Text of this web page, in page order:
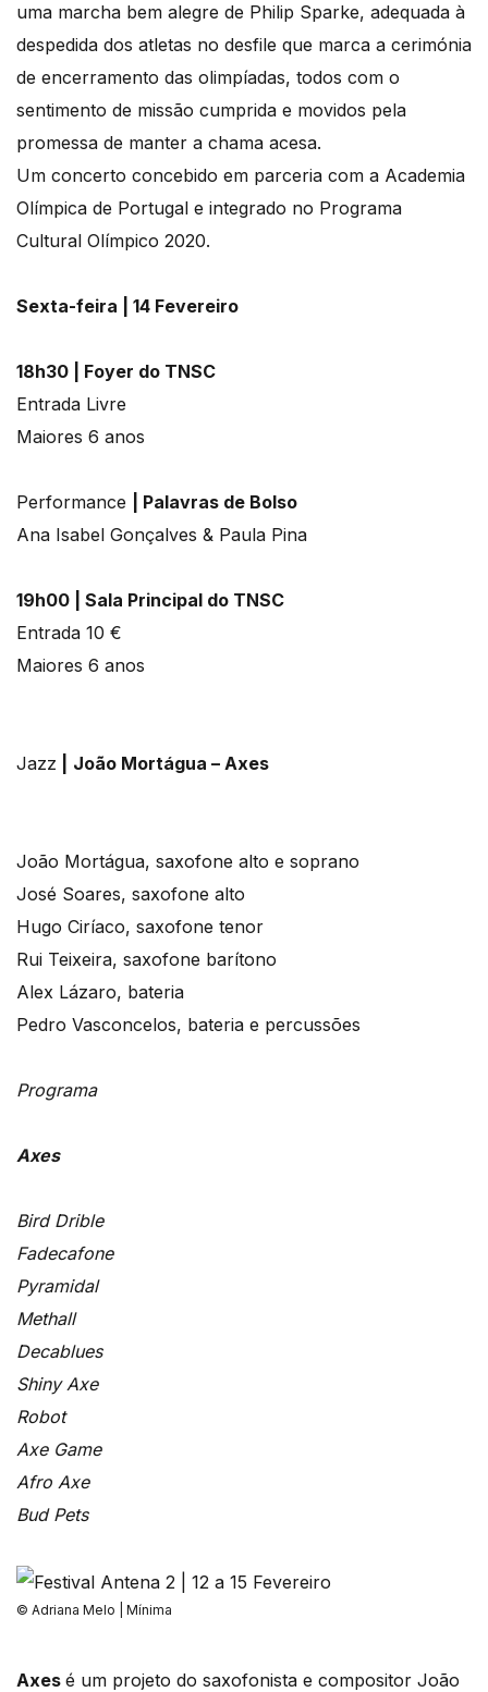
uma marcha bem alegre de Philip Sparke, adequada à
despedida dos atletas no desfile que marca a cerimónia
de encerramento das olimpíadas, todos com o
sentimento de missão cumprida e movidos pela
promessa de manter a chama acesa.
Um concerto concebido em parceria com a Academia
Olímpica de Portugal e integrado no Programa
Cultural Olímpico 2020.
Sexta-feira | 14 Fevereiro
18h30 | Foyer do TNSC
Entrada Livre
Maiores 6 anos
Performance
| Palavras de Bolso
Ana Isabel Gonçalves & Paula Pina
19h00 | Sala Principal do TNSC
Entrada 10 €
Maiores 6 anos
Jazz João Mortágua – Axes
João Mortágua, saxofone alto e soprano
José Soares, saxofone alto
Hugo Ciríaco, saxofone tenor
Rui Teixeira, saxofone barítono
Alex Lázaro, bateria
Pedro Vasconcelos, bateria e percussões
Programa
Axes
Bird Drible
Fadecafone
Pyramidal
Methall
Decablues
Shiny Axe
Robot
Axe Game
Afro Axe
Bud Pets
© Adriana Melo | Mínima
Axes é um projeto do saxofonista e compositor João